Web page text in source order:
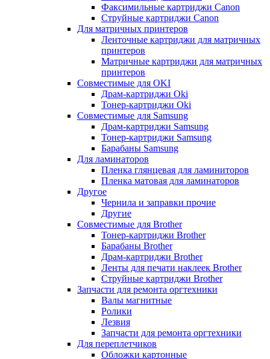
Факсимильные картриджи Canon
Струйные картриджи Canon
Для матричных принтеров
Ленточные картриджи для матричных
принтеров
Матричные картриджи для матричных
принтеров
Совместимые для OKI
Драм-картриджи Oki
Тонер-картриджи Oki
Совместимые для Samsung
Драм-картриджи Samsung
Тонер-картриджи Samsung
Барабаны Samsung
Для ламинаторов
Пленка глянцевая для ламиниторов
Пленка матовая для ламинаторов
Другое
Чернила и заправки прочие
Другие
Совместимые для Brother
Тонер-картриджи Brother
Барабаны Brother
Драм-картриджи Brother
Ленты для печати наклеек Brother
Струйные картриджи Brother
Запчасти для ремонта оргтехники
Валы магнитные
Ролики
Лезвия
Запчасти для ремонта оргтехники
Для переплетчиков
Обложки картонные